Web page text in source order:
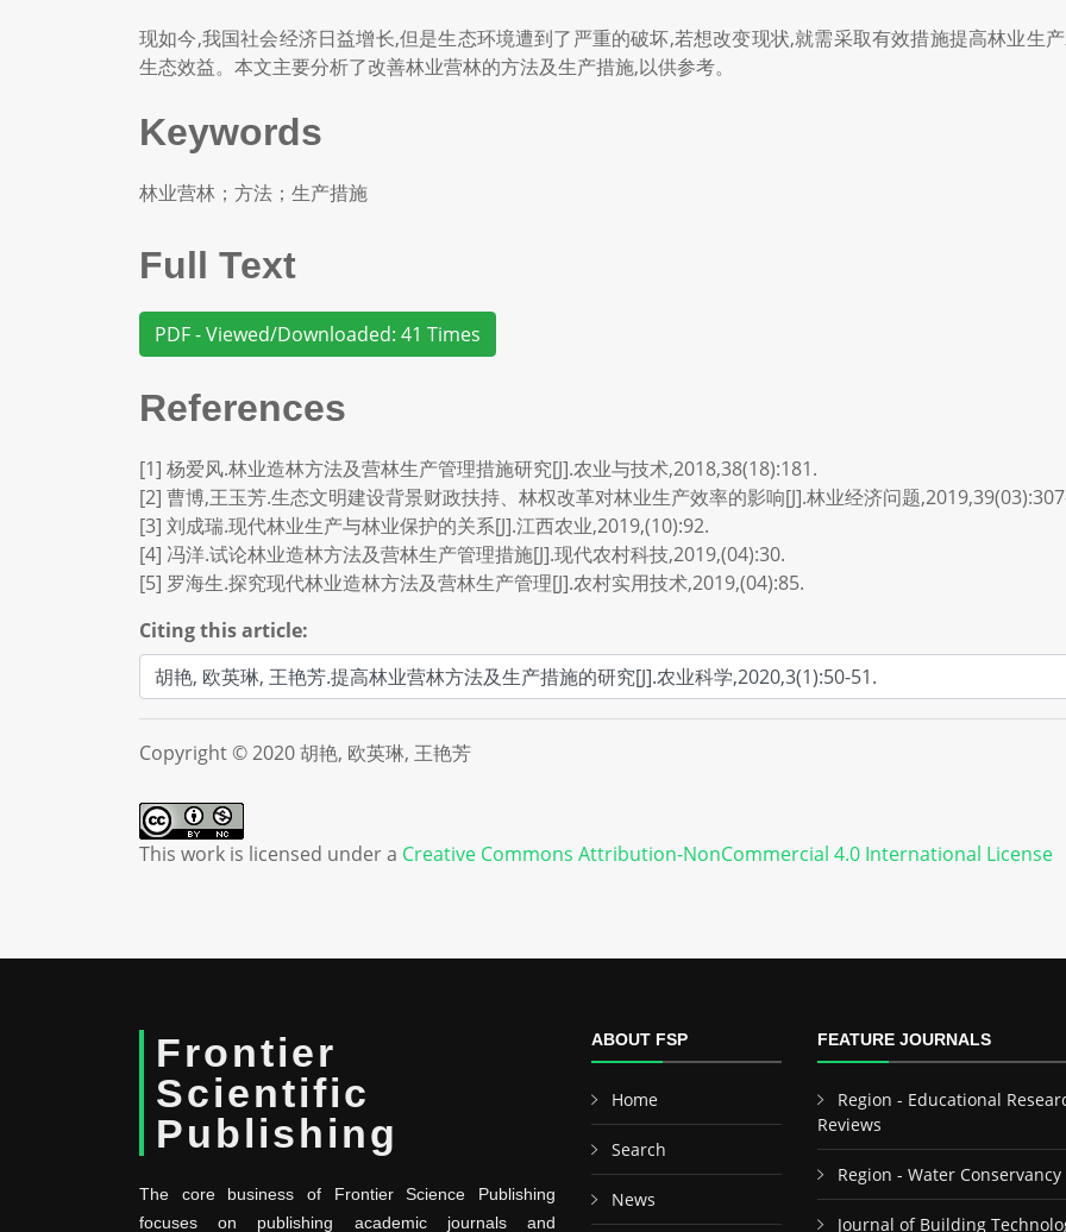
现如今,我国社会经济日益增长,但是生态环境遭到了严重的破坏,若想改变现状,就需采取有效措施提高林业生
生态效益。本文主要分析了改善林业营林的方法及生产措施,以供参考。
Keywords
林业营林；方法；生产措施
Full Text
PDF - Viewed/Downloaded: 41 Times
References
[1] 杨爱风.林业造林方法及营林生产管理措施研究[J].农业与技术,2018,38(18):181.
[2] 曹博,王玉芳.生态文明建设背景财政扶持、林权改革对林业生产效率的影响[J].林业经济问题
[3] 刘成瑞.现代林业生产与林业保护的关系[J].江西农业,2019,(10):92.
[4] 冯洋.试论林业造林方法及营林生产管理措施[J].现代农村科技,2019,(04):30.
[5] 罗海生.探究现代林业造林方法及营林生产管理[J].农村实用技术,2019,(04):85.
Citing this article:
Copyright © 2020 胡艳, 欧英琳, 王艳芳
This work is licensed under a Creative Commons Attribution-NonCommercial 4.0 International License
Frontier
Scientific
Publishing
The core business of Frontier Science Publishing
focuses on publishing academic journals and
ABOUT FSP
Home
Search
News
FEATURE JOURNALS
Region - Educational
Reviews
Region - Water Conservancy
Journal of Building